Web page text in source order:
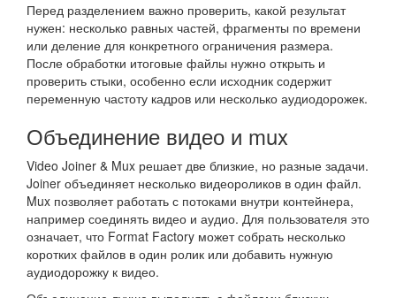
Перед разделением важно проверить, какой результат
нужен: несколько равных частей, фрагменты по времени
или деление для конкретного ограничения размера.
После обработки итоговые файлы нужно открыть и
проверить стыки, особенно если исходник содержит
переменную частоту кадров или несколько аудиодорожек.
Объединение видео и mux
Video Joiner & Mux решает две близкие, но разные задачи.
Joiner объединяет несколько видеороликов в один файл.
Mux позволяет работать с потоками внутри контейнера,
например соединять видео и аудио. Для пользователя это
означает, что Format Factory может собрать несколько
коротких файлов в один ролик или добавить нужную
аудиодорожку к видео.